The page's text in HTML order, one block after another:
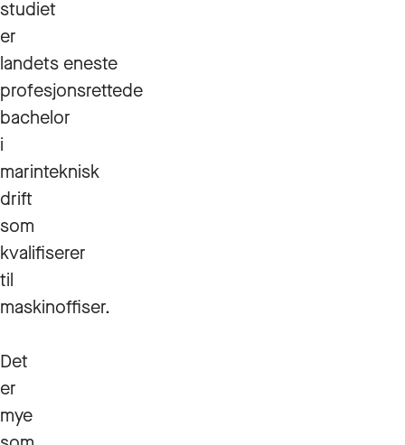
studiet
er
landets eneste
profesjonsrettede
bachelor
i
marinteknisk
drift
som
kvalifiserer
til
maskinoffiser.
Det
er
mye